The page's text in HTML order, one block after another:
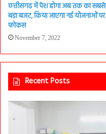
छत्तीसगढ़ में पेश होगा अब तक का सबसे
बड़ा बजट, किया जाएगा नई योजनाओं पर
फोकस
November 7, 2022
Recent Posts